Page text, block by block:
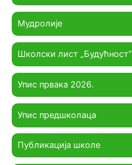
Мудролије
Школски лист „Будућност“
Упис првака 2026.
Упис предшколаца
Публикација школе